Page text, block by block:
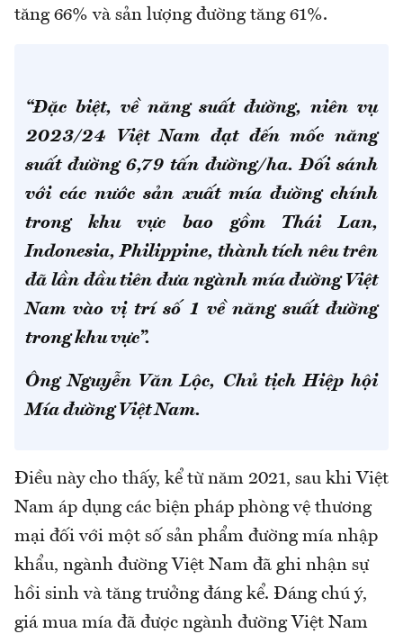
tăng 66% và sản lượng đường tăng 61%.
“Đặc biệt, về năng suất đường, niên vụ
2023/24 Việt Nam đạt đến mốc năng
suất đường 6,79 tấn đường/ha. Đối sánh
với các nước sản xuất mía đường chính
trong khu vực bao gồm Thái Lan,
Indonesia, Philippine, thành tích nêu trên
đã lần đầu tiên đưa ngành mía đường Việt
Nam vào vị trí số 1 về năng suất đường
trong khu vực”.
Ông Nguyễn Văn Lộc, Chủ tịch Hiệp hội
Mía đường Việt Nam.
Điều này cho thấy, kể từ năm 2021, sau khi Việt
Nam áp dụng các biện pháp phòng vệ thương
mại đối với một số sản phẩm đường mía nhập
khẩu, ngành đường Việt Nam đã ghi nhận sự
hồi sinh và tăng trưởng đáng kể. Đáng chú ý,
giá mua mía đã được ngành đường Việt Nam